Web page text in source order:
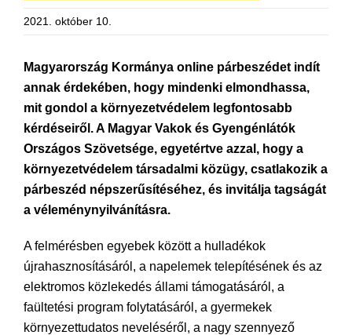
2021. október 10.
Magyarország Kormánya online párbeszédet indít
annak érdekében, hogy mindenki elmondhassa,
mit gondol a környezetvédelem legfontosabb
kérdéseiről. A Magyar Vakok és Gyengénlátók
Országos Szövetsége, egyetértve azzal, hogy a
környezetvédelem társadalmi közügy, csatlakozik a
párbeszéd népszerűsítéséhez, és invitálja tagságát
a véleménynyilvánításra.
A felmérésben egyebek között a hulladékok
újrahasznosításáról, a napelemek telepítésének és az
elektromos közlekedés állami támogatásáról, a
faültetési program folytatásáról, a gyermekek
környezettudatos neveléséről, a nagy szennyező